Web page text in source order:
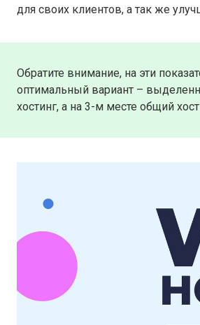
для своих клиентов, а так же
Обратите внимание, на эти
оптимальный вариант –
хостинг, а на 3-м месте общий